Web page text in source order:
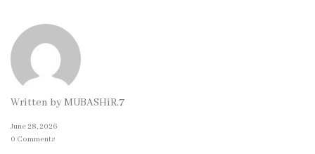
Written byMUBASHiR.7
June 28, 2026
0 Comments